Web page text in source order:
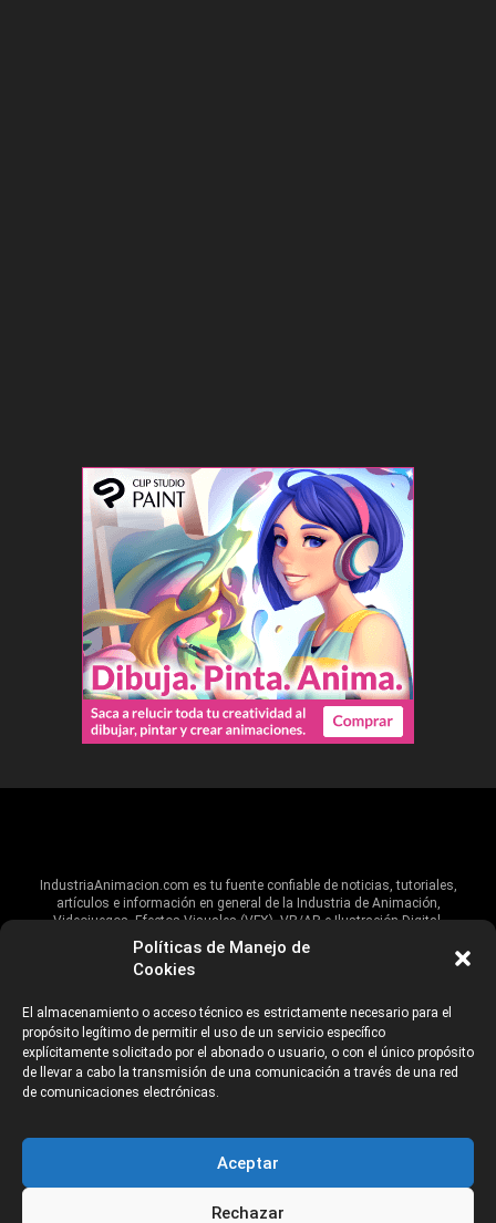
Políticas de Manejo de
Cookies
El almacenamiento o acceso técnico es estrictamente necesario para el
propósito legítimo de permitir el uso de un servicio específico
explícitamente solicitado por el abonado o usuario, o con el único propósito
de llevar a cabo la transmisión de una comunicación a través de una red
de comunicaciones electrónicas.
Aceptar
Rechazar
IndustriaAnimacion.com es tu fuente confiable de noticias, tutoriales,
artículos e información en general de la Industria de Animación,
Videojuegos, Efectos Visuales (VFX), VR/AR e Ilustración Digital.
Hablamos de estas industrias y su alcance global, pero damos un énfasis
especial al talento, estudios, escuelas, eventos y organizaciones que
ANUNCIANTES AVISO DE PRIVACIDAD
©2026 Industria Networks